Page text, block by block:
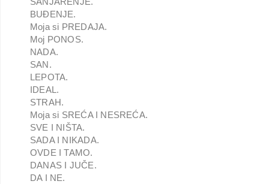
BUĐENJE.
Moja si PREDAJA.
Moj PONOS.
NADA.
SAN.
LEPOTA.
IDEAL.
STRAH.
Moja si SREĆA I NESREĆA.
SVE I NIŠTA.
SADA I NIKADA.
OVDE I TAMO.
DANAS I JUČE.
DA I NE.